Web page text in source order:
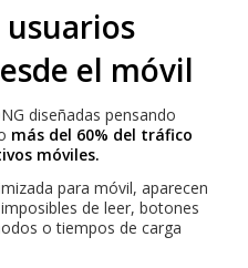
el móvil
diseñadas pensando
más del 60% del tráfico
móviles.
para móvil, aparecen
de leer, botones
o tiempos de carga